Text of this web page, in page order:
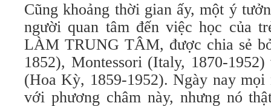
Cũng khoảng thời gian ấy, một ý
người quan tâm đến việc học của
LÀM TRUNG TÂM, được chia sẻ
1852), Montessori (Italy, 1870-
(Hoa Kỳ, 1859-1952). Ngày nay mọi
với phương châm này, nhưng nó